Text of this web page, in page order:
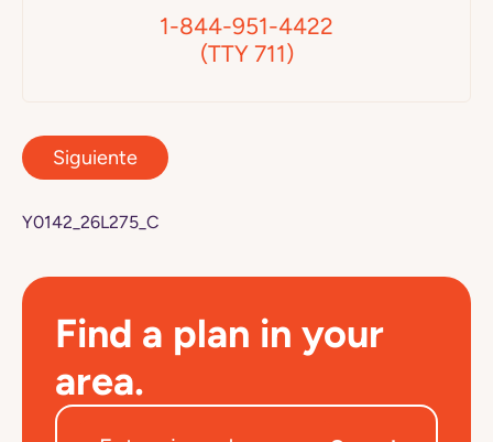
1-844-951-4422
(TTY 711)
Siguiente
Y0142_26L275_C
Find a plan in your
area.